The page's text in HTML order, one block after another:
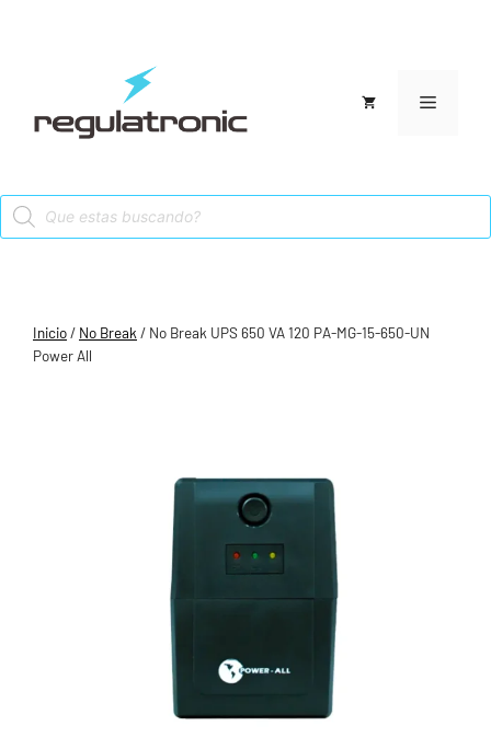
Menú
Products
search
Inicio/ No Break / No Break UPS 650 VA 120 PA-MG-15-650-UN
Power All